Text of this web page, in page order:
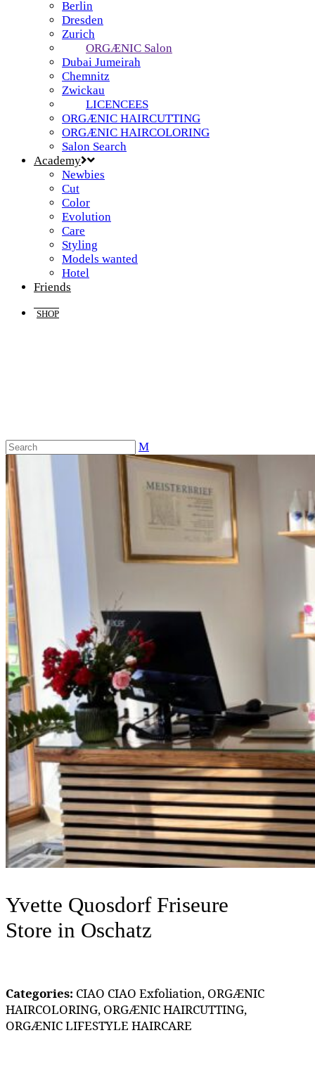
Berlin
Dresden
Zurich
ORGÆNIC Salon
Dubai Jumeirah
Chemnitz
Zwickau
LICENCEES
ORGÆNIC HAIRCUTTING
ORGÆNIC HAIRCOLORING
Salon Search
Academy
Newbies
Cut
Color
Evolution
Care
Styling
Models wanted
Hotel
Friends
SHOP
Yvette Quosdorf Friseure
Store in Oschatz
Categories: CIAO CIAO Exfoliation, ORGÆNIC
HAIRCOLORING, ORGÆNIC HAIRCUTTING,
ORGÆNIC LIFESTYLE HAIRCARE